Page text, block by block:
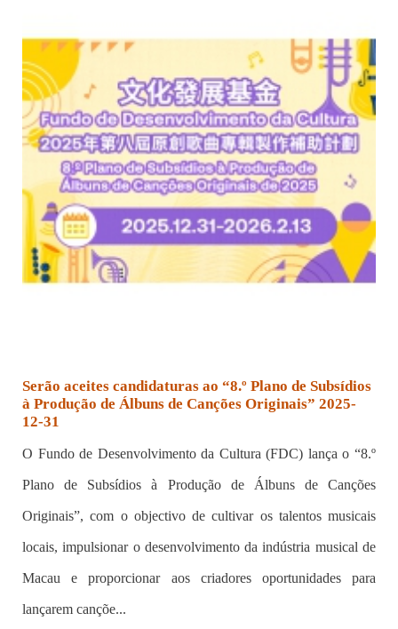
Serão aceites candidaturas ao “8.º Plano de Subsídios
à Produção de Álbuns de Canções Originais” 2025-
12-31
O Fundo de Desenvolvimento da Cultura (FDC) lança o “8.º
Plano de Subsídios à Produção de Álbuns de Canções
Originais”, com o objectivo de cultivar os talentos musicais
locais, impulsionar o desenvolvimento da indústria musical de
Macau e proporcionar aos criadores oportunidades para
lançarem cançõe...